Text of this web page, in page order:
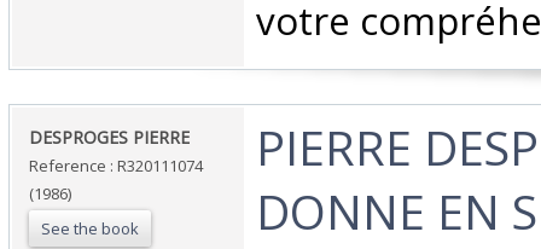
votre
‎DESPROGES PIERRE‎
Reference : R320111074
(1986)
See the book
‎PIERRE
DONNE EN